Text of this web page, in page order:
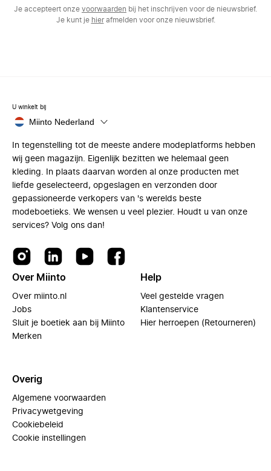
Je accepteert onze voorwaarden bij het inschrijven voor de nieuwsbrief.
Je kunt je hierafmelden voor onze nieuwsbrief.
U winkelt bij
Miinto Nederland
In tegenstelling tot de meeste andere modeplatforms hebben
wij geen magazijn. Eigenlijk bezitten we helemaal geen
kleding. In plaats daarvan worden al onze producten met
liefde geselecteerd, opgeslagen en verzonden door
gepassioneerde verkopers van 's werelds beste
modeboetieks. We wensen u veel plezier. Houdt u van onze
services? Volg ons dan!
Over Miinto
Over miinto.nl
Jobs
Sluit je boetiek aan bij Miinto
Merken
Help
Veel gestelde vragen
Klantenservice
Hier herroepen (Retourneren)
Overig
Algemene voorwaarden
Privacywetgeving
Cookiebeleid
Cookie instellingen